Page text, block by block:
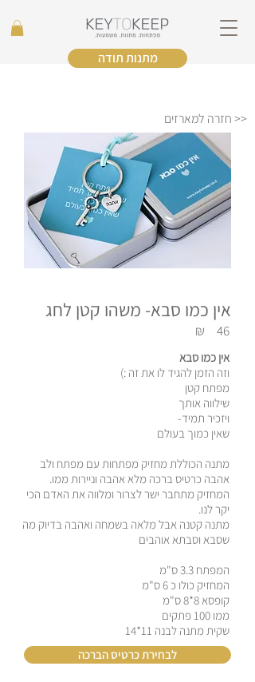
מתנות תודה
<< חזרה למארזים
אין כמו סבא- משהו קטן לחג
46
₪
אין כמו סבא
וזה הזמן להגיד לו את זה :)
מפתח קטן
שילווה אותך
ויזכיר תמיד-
שאין כמוך בעולם
מתנה הכוללת מחזיק מפתחות עם מפתח ולב
אהבה כרטיס ברכה מלא אהבה וניירות ממו.
המחזיק מתחבר ישר לצרור ומלווה את האדם הכי
יקר לנו.
מתנה קטנה אבל מלאה בשמחה ואהבה בדיוק מה
שסבא וסבתא אוהבים
המפתח 3.3 ס"מ
המחזיק כולו כ 6 ס"מ
קופסא 8*8 ס"מ
ממו 100 פתקים
שקית מתנה לבנה 11*14
לבחירת כרטיס הברכה